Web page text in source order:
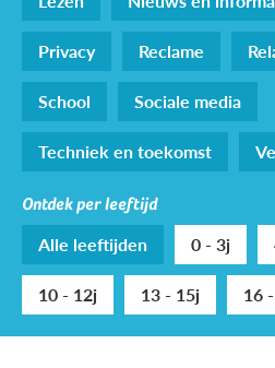
Privacy
Reclame
School
Sociale media
Techniek en toekomst
Ontdek per leeftijd
Alle leeftijden 0 - 3j
10 - 12j
13 - 15j 16